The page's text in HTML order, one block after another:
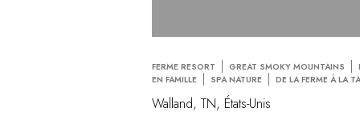
FERME RESORT GREAT SMOKY MOUNTAINS
EN FAMILLE
SPA NATURE DE LA FERME À LA
Walland, TN, États-Unis